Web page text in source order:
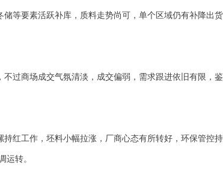
等要素活跃补库，质料走势尚可，单个区域仍有补降出
过商场成交气氛清淡，成交偏弱，需求跟进依旧有限，
红工作，坯料小幅拉涨，厂商心态有所转好，环保管控持
运转。